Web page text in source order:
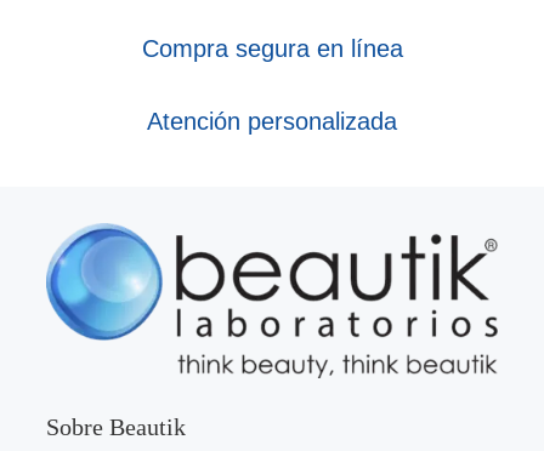
Compra segura en línea
Atención personalizada
Sobre Beautik